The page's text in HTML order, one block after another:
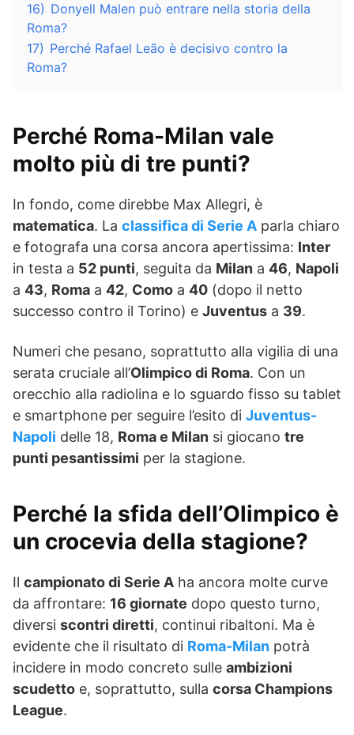
16) Donyell Malen può entrare nella storia della
Roma?
17) Perché Rafael Leão è decisivo contro la
Roma?
Perché Roma-Milan vale
molto più di tre punti?
In fondo, come direbbe Max Allegri, è
matematica. La classifica di Serie A parla chiaro
e fotografa una corsa ancora apertissima: Inter
in testa a 52 punti, seguita da Milan a 46, Napoli
a 43, Roma a 42, Como a 40 (dopo il netto
successo contro il Torino) e Juventus a 39.
Numeri che pesano, soprattutto alla vigilia di una
serata cruciale all’Olimpico di Roma. Con un
orecchio alla radiolina e lo sguardo fisso su tablet
e smartphone per seguire l’esito di Juventus-
Napoli delle 18, Roma e Milan si giocano tre
punti pesantissimi per la stagione.
Perché la sfida dell’Olimpico è
un crocevia della stagione?
Il campionato di Serie A ha ancora molte curve
da affrontare: 16 giornate dopo questo turno,
diversi scontri diretti, continui ribaltoni. Ma è
evidente che il risultato di Roma-Milan potrà
incidere in modo concreto sulle ambizioni
scudetto e, soprattutto, sulla corsa Champions
League.